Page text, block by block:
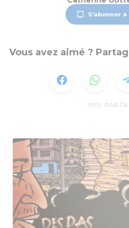
S'abonner
Vous avez aimé ?
1059